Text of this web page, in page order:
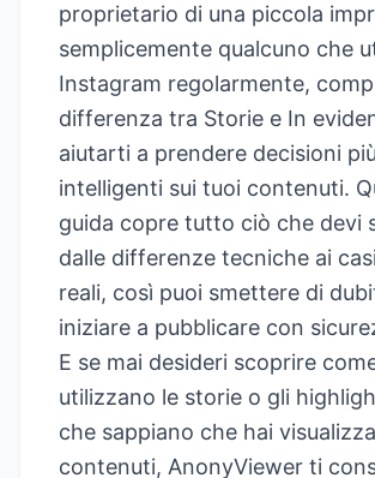
proprietario di una piccola
semplicemente qualcuno che
Instagram regolarmente,
differenza tra Storie e In
aiutarti a prendere decisioni più
intelligenti sui tuoi contenuti.
guida copre tutto ciò che devi
dalle differenze tecniche ai
reali, così puoi smettere di
iniziare a pubblicare con
E se mai desideri scoprire
utilizzano le storie o gli
che sappiano che hai
contenuti, AnonyViewer ti